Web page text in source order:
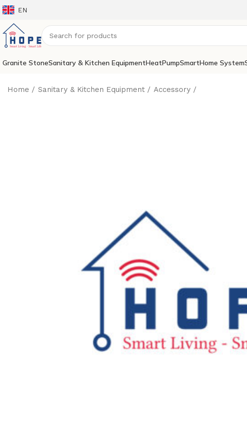
EN
Granite StoneSanitary & Kitchen EquipmentHeatPumpSmartHome System
Home Sanitary & Kitchen Equipment Accessory